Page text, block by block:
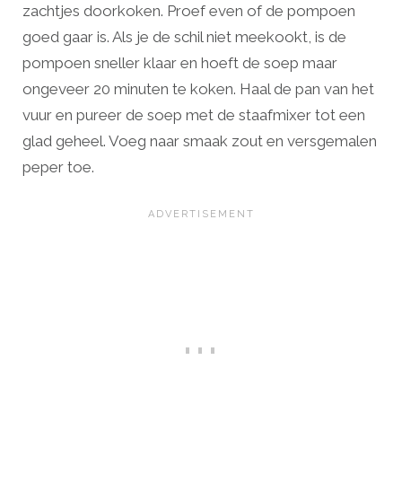
zachtjes doorkoken. Proef even of de pompoen
goed gaar is. Als je de schil niet meekookt, is de
pompoen sneller klaar en hoeft de soep maar
ongeveer 20 minuten te koken. Haal de pan van het
vuur en pureer de soep met de staafmixer tot een
glad geheel. Voeg naar smaak zout en versgemalen
peper toe.